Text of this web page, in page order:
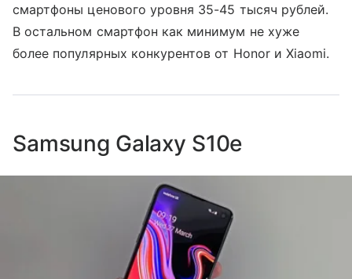
смартфоны ценового уровня 35-45 тысяч рублей.
В остальном смартфон как минимум не хуже
более популярных конкурентов от Honor и Xiaomi.
Samsung Galaxy S10e